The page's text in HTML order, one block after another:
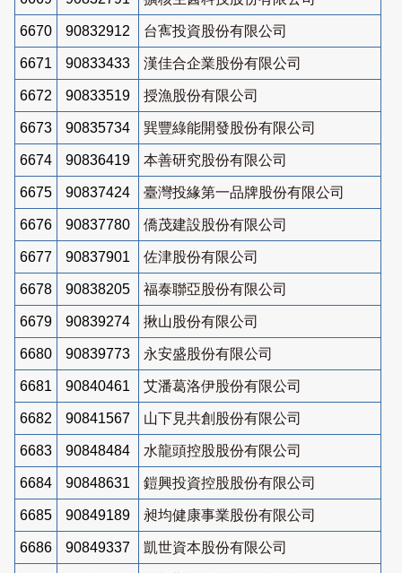
6670 90832912 台寯投資股份有限公司
6671 90833433 漢佳合企業股份有限公司
6672 90833519 授漁股份有限公司
6673 90835734 巽豐綠能開發股份有限公司
6674 90836419 本善研究股份有限公司
6675 90837424 臺灣投緣第一品牌股份有限公司
6676 90837780 僑茂建設股份有限公司
6677 90837901 佐津股份有限公司
6678 90838205 福泰聯亞股份有限公司
6679 90839274 揪山股份有限公司
6680 90839773 永安盛股份有限公司
6681 90840461 艾潘葛洛伊股份有限公司
6682 90841567 山下見共創股份有限公司
6683 90848484 水龍頭控股股份有限公司
6684 90848631 鎧興投資控股股份有限公司
6685 90849189 昶均健康事業股份有限公司
6686 90849337 凱世資本股份有限公司